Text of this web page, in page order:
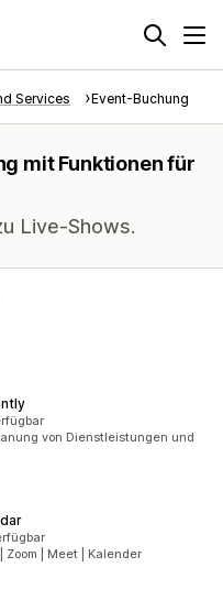
Services Event-Buchung
mit Funktionen für
Live-Shows.
von Dienstleistungen und
| Meet | Kalender